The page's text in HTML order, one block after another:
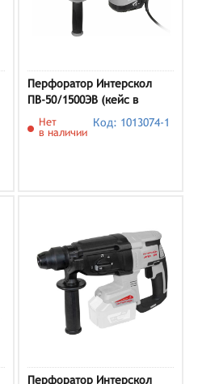
Перфоратор Интерскол
ПВ-50/1500ЭВ (кейс в
комплекте)
Нет
в наличии
Код: 1013074-1
Перфоратор Интерскол